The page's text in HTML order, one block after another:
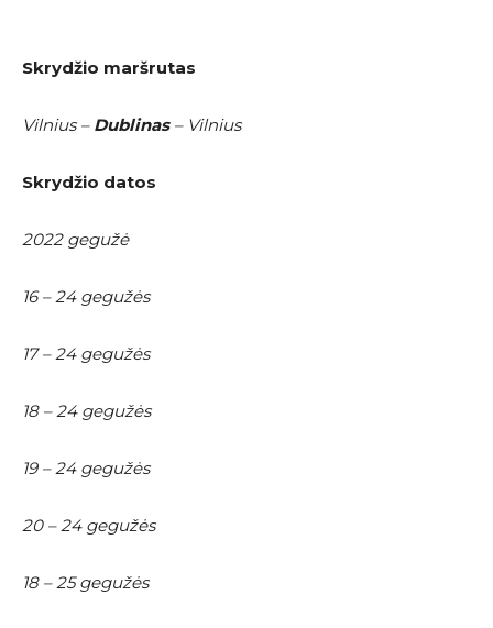
Skrydžio maršrutas
Vilnius – Dublinas – Vilnius
Skrydžio datos
2022 gegužė
16 – 24 gegužės
17 – 24 gegužės
18 – 24 gegužės
19 – 24 gegužės
20 – 24 gegužės
18 – 25 gegužės